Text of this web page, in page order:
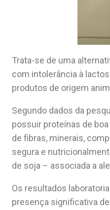
Trata-se de uma
com intolerância à
produtos de origem
Segundo dados da
possuir proteínas de
de fibras, minerais,
segura e
de soja – associada a
Os resultados
presença significativa